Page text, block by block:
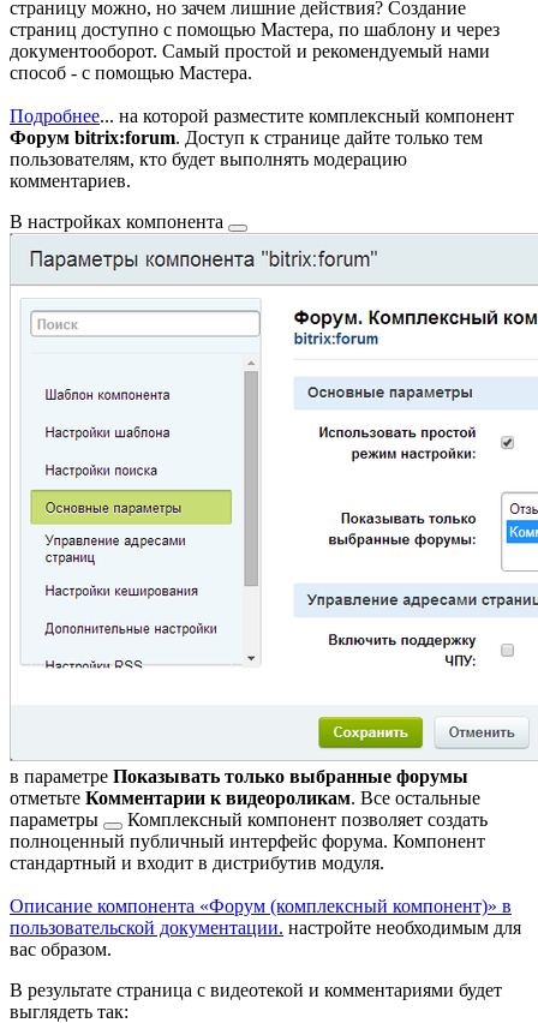
страницу можно, но зачем лишние действия? Создание
страниц доступно с помощью Мастера, по шаблону и через
документооборот. Самый простой и рекомендуемый нами
способ - с помощью Мастера.
Подробнее... на которой разместите комплексный компонент
Форум bitrix:forum. Доступ к странице дайте только тем
пользователям, кто будет выполнять модерацию
комментариев.
В настройках компонента
в параметре Показывать только выбранные форумы
отметьте Комментарии к видеороликам. Все остальные
параметры
Комплексный компонент позволяет создать
полноценный публичный интерфейс форума. Компонент
стандартный и входит в дистрибутив модуля.
Описание компонента «Форум (комплексный компонент)» в
пользовательской документации. настройте необходимым для
вас образом.
В результате страница с видеотекой и комментариями будет
выглядеть так: